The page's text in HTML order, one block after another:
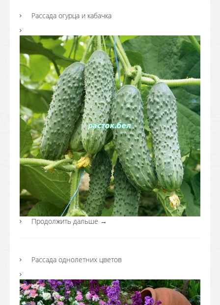
Рассада огурца и кабачка
Продолжить дальше →
Рассада однолетних цветов